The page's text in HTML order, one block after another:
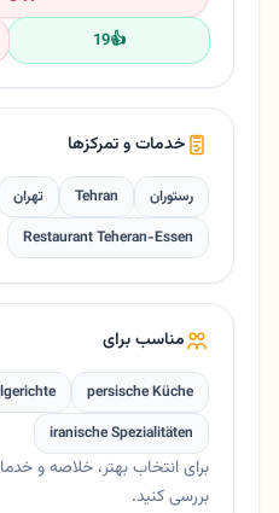
👍
19
خدمات و تمرکزها
رستوران Tehran تهران
Restaurant Teheran-Essen
مناسب برای
persische Küche
iranische Spezialitäten
برای انتخاب بهتر، خلاصه و
بررسی کنید.